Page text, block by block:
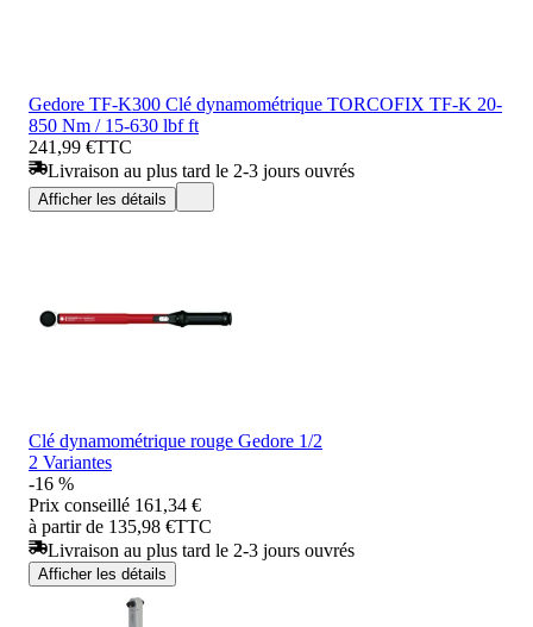
Gedore TF-K300 Clé dynamométrique TORCOFIX TF-K 20-
850 Nm / 15-630 lbf ft
241,99 €TTC
Livraison au plus tard le 2-3 jours ouvrés
Afficher les détails
Clé dynamométrique rouge Gedore 1/2
2 Variantes
-16 %
Prix conseillé 161,34 €
à partir de 135,98 €TTC
Livraison au plus tard le 2-3 jours ouvrés
Afficher les détails